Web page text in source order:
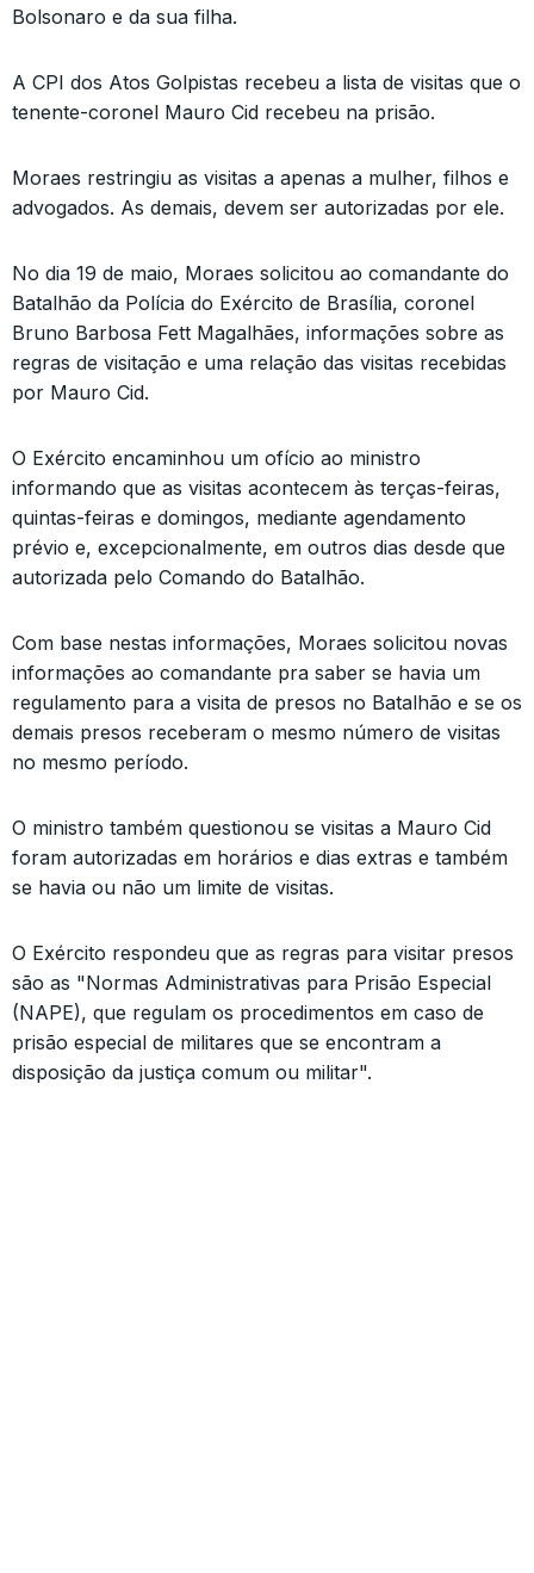
Bolsonaro e da sua filha.
A CPI dos Atos Golpistas recebeu a lista de visitas que o
tenente-coronel Mauro Cid recebeu na prisão.
Moraes restringiu as visitas a apenas a mulher, filhos e
advogados. As demais, devem ser autorizadas por ele.
No dia 19 de maio, Moraes solicitou ao comandante do
Batalhão da Polícia do Exército de Brasília, coronel
Bruno Barbosa Fett Magalhães, informações sobre as
regras de visitação e uma relação das visitas recebidas
por Mauro Cid.
O Exército encaminhou um ofício ao ministro
informando que as visitas acontecem às terças-feiras,
quintas-feiras e domingos, mediante agendamento
prévio e, excepcionalmente, em outros dias desde que
autorizada pelo Comando do Batalhão.
Com base nestas informações, Moraes solicitou novas
informações ao comandante pra saber se havia um
regulamento para a visita de presos no Batalhão e se os
demais presos receberam o mesmo número de visitas
no mesmo período.
O ministro também questionou se visitas a Mauro Cid
foram autorizadas em horários e dias extras e também
se havia ou não um limite de visitas.
O Exército respondeu que as regras para visitar presos
são as "Normas Administrativas para Prisão Especial
(NAPE), que regulam os procedimentos em caso de
prisão especial de militares que se encontram a
disposição da justiça comum ou militar".